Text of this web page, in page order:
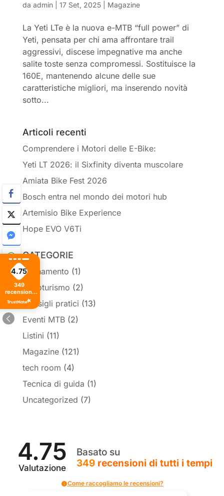
da admin| 17 Set, 2025| Magazine
La Yeti LTe è la nuova e-MTB “full power” di
Yeti, pensata per chi ama affrontare trail
aggressivi, discese impegnative ma anche
salite toste senza compromessi. Sostituisce la
160E, mantenendo alcune delle sue
caratteristiche migliori, ma inserendo novità
sotto...
Articoli recenti
Comprendere i Motori delle E-Bike:
Yeti LT 2026: il Sixfinity diventa muscolare
Amiata Bike Fest 2026
Bosch entra nel mondo dei motori hub
Artemisio Bike Experience
Hope EVO V6Ti
CATEGORIE
Allenamento (1)
Cicloturismo (2)
Consigli pratici (13)
Eventi MTB(2)
Listini (11)
Magazine(121)
tech room (4)
Tecnica di guida (1)
Uncategorized (7)
4.75
Valutazione
Basato su
349recensioni di tutti i tempi
Come raccogliamo le recensioni?
4.75
349
recensioni
di tutti i